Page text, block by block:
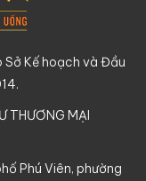
Sở Kế hoạch và Đầu
THƯƠNG MẠI
Phú Viên, phường